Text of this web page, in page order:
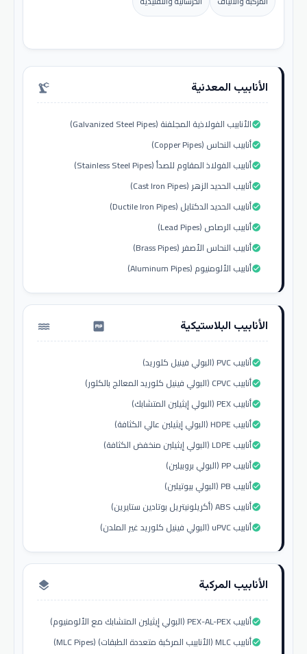
الأنابيب المعدنية precision_manufacturing
الأنابيب الفولاذية المجلفنة (Galvanized Steel Pipes)check_circle
أنابيب النحاس (Copper Pipes)check_circle
أنابيب الفولاذ المقاوم للصدأ (Stainless Steel Pipes)check_circle
أنابيب الحديد الزهر (Cast Iron Pipes)check_circle
أنابيب الحديد الدكتايل (Ductile Iron Pipes)check_circle
أنابيب الرصاص (Lead Pipes)check_circle
أنابيب النحاس الأصفر (Brass Pipes)check_circle
أنابيب الألومنيوم (Aluminum Pipes)check_circle
الأنابيب البلاستيكية water_pump
أنابيب PVC (البولي فينيل كلوريد)check_circle
أنابيب CPVC (البولي فينيل كلوريد المعالج بالكلور)check_circle
أنابيب PEX (البولي إيثيلين المتشابك)check_circle
أنابيب HDPE (البولي إيثيلين عالي الكثافة)check_circle
أنابيب LDPE (البولي إيثيلين منخفض الكثافة)check_circle
أنابيب PP (البولي بروبيلين)check_circle
أنابيب PB (البولي بيوتيلين)check_circle
أنابيب ABS (أكريلونيتريل بوتادين ستايرين)check_circle
أنابيب uPVC (البولي فينيل كلوريد غير الملدن)check_circle
الأنابيب المركبة layers
أنابيب PEX-AL-PEX (البولي إيثيلين المتشابك مع الألومنيوم)check_circle
أنابيب MLC (الأنابيب المركبة متعددة الطبقات) (MLC Pipes)check_circle